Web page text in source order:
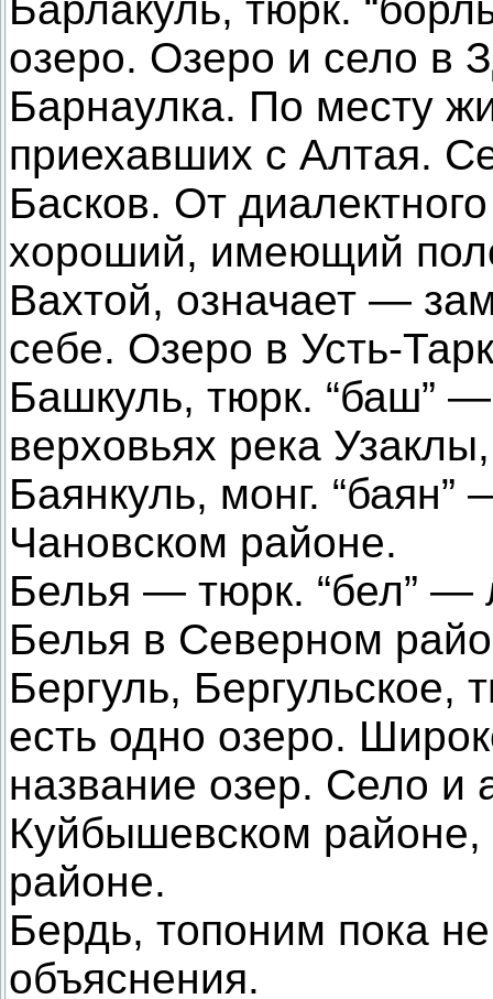
Барлакуль, тюрк.
озеро. Озеро и село в
Барнаулка. По месту
приехавших с Алтая.
Басков. От
хороший, имеющий
Вахтой, означает —
себе. Озеро в Усть-
Башкуль, тюрк. “баш”
верховьях река
Баянкуль, монг.
Чановском районе.
Белья — тюрк. “бел”
Белья в Северном
Бергуль, Бергульское,
есть одно озеро.
название озер. Село и
Куйбышевском
районе.
Бердь, топоним пока
объяснения.